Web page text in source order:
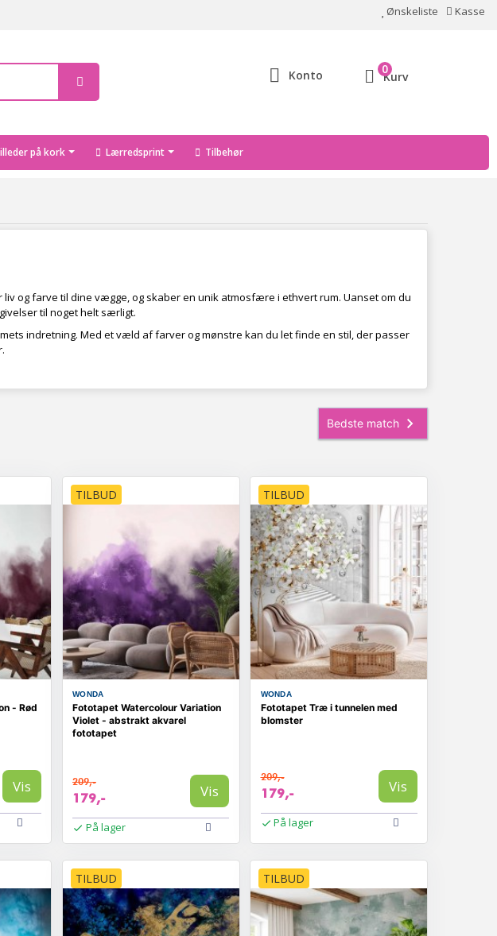
Ønskeliste Kasse
Konto Kurv
0
på kork Lærredsprint Tilbehør
og farve til dine vægge, og skaber en unik atmosfære i ethvert rum. Uanset om du
til noget helt særligt.
indretning. Med et væld af farver og mønstre kan du let finde en stil, der passer
- Rød
Vis
TILBUD
WONDA
Fototapet Watercolour Variation
Violet - abstrakt akvarel
fototapet
209,-
179,- Vis
På lager
TILBUD
WONDA
Fototapet Træ i tunnelen med
blomster
209,-
179,- Vis
På lager
TILBUD TILBUD